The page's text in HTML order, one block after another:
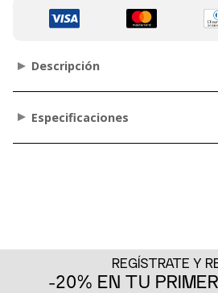
Descripción
Especificaciones
REGÍSTRATE Y
-20% EN TU